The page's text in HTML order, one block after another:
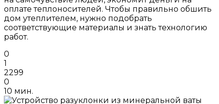
оплате теплоносителей. Чтобы правильно обшить
дом утеплителем, нужно подобрать
соответствующие материалы и знать технологию
работ.
0
1
2299
0
10 мин.